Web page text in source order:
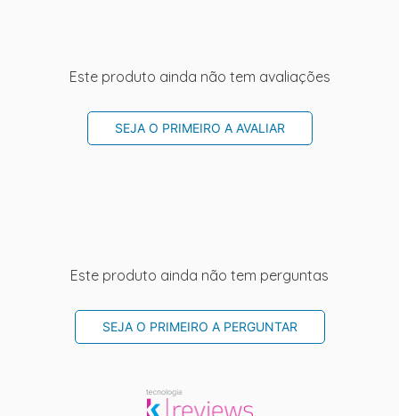
Este produto ainda não tem avaliações
SEJA O PRIMEIRO A AVALIAR
Este produto ainda não tem perguntas
SEJA O PRIMEIRO A PERGUNTAR